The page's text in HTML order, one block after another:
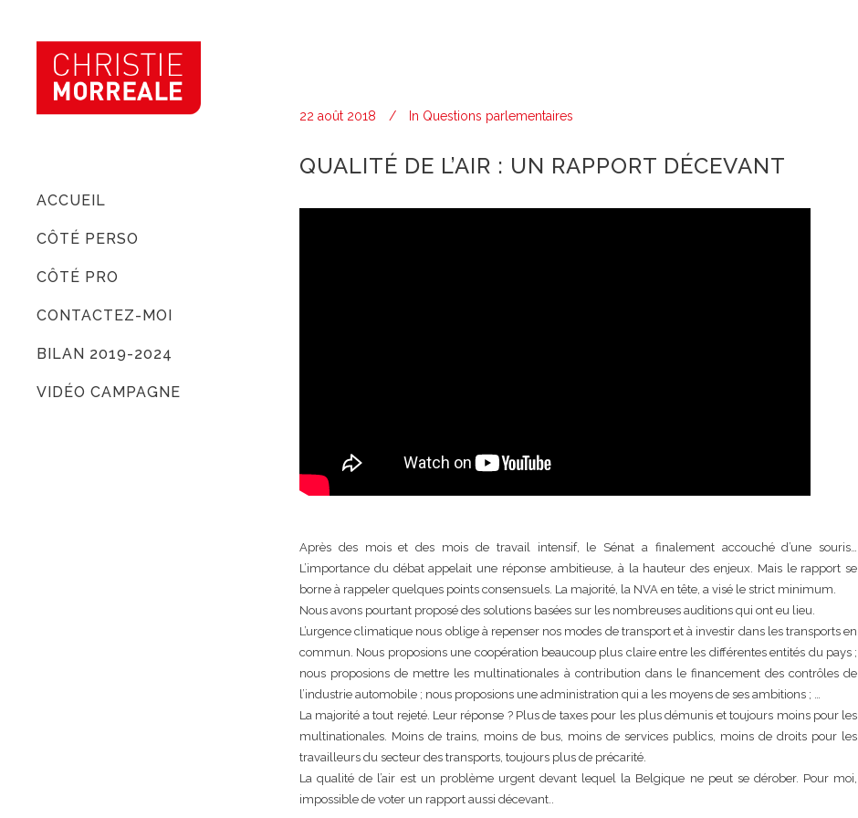
ACCUEIL
CÔTÉ PERSO
CÔTÉ PRO
CONTACTEZ-MOI
BILAN 2019-2024
VIDÉO CAMPAGNE
22 août 2018 In Questions parlementaires
QUALITÉ DE L’AIR : UN RAPPORT DÉCEVANT
Après des mois et des mois de travail intensif, le Sénat a finalement accouché d’une souris…
L’importance du débat appelait une réponse ambitieuse, à la hauteur des enjeux. Mais le rapport se
borne à rappeler quelques points consensuels. La majorité, la NVA en tête, a visé le strict minimum.
Nous avons pourtant proposé des solutions basées sur les nombreuses auditions qui ont eu lieu.
L’urgence climatique nous oblige à repenser nos modes de transport et à investir dans les transports en
commun. Nous proposions une coopération beaucoup plus claire entre les différentes entités du pays ;
nous proposions de mettre les multinationales à contribution dans le financement des contrôles de
l’industrie automobile ; nous proposions une administration qui a les moyens de ses ambitions ; …
La majorité a tout rejeté. Leur réponse ? Plus de taxes pour les plus démunis et toujours moins pour les
multinationales. Moins de trains, moins de bus, moins de services publics, moins de droits pour les
travailleurs du secteur des transports, toujours plus de précarité.
La qualité de l’air est un problème urgent devant lequel la Belgique ne peut se dérober. Pour moi,
impossible de voter un rapport aussi décevant..